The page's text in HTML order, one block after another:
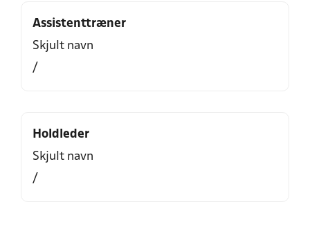
Assistenttræner
Skjult navn
/
Holdleder
Skjult navn
/